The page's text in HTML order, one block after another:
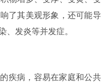
了其美观形象，还可能导
、发炎等并发症。
疾病，容易在家庭和公共